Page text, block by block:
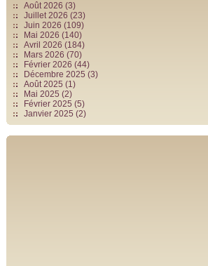
Août 2026 (3)
Juillet 2026 (23)
Juin 2026 (109)
Mai 2026 (140)
Avril 2026 (184)
Mars 2026 (70)
Février 2026 (44)
Décembre 2025 (3)
Août 2025 (1)
Mai 2025 (2)
Février 2025 (5)
Janvier 2025 (2)